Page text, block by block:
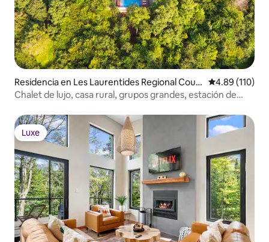
Residencia en Les Laurentides Regional Coun
ty Municipality
Calificación
4.89 (110)
Chalet de lujo, casa rural, grupos grandes, estación de
Luxe
Luxe